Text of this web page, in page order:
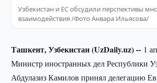
Узбекистан и ЕС обсудили перспективы
взаимодействия /Фото Анвара Ильясова/
Ташкент, Узбекистан (UzDaily.uz) -- 1
Министр иностранных дел Республики
Абдулазиз Камилов принял делегацию